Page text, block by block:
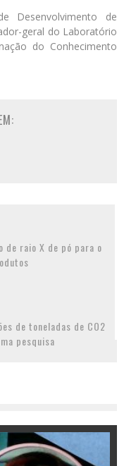
Desenvolvimento de
geral do Laboratório
do Conhecimento
de raio X de pó para o
de toneladas de CO2
pesquisa